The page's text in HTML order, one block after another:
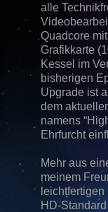
alle
Quadcore
Grafikkarte
Kessel im
bisherigen
Upgrade ist
dem
namens
Ehrfurcht
Mehr aus
meinem
HD-